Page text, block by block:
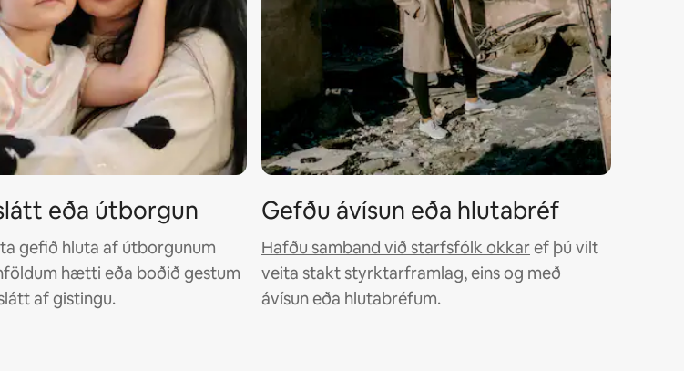
eða útborgun
gefið hluta af útborgunum
hætti eða boðið gestum
af gistingu.
Gefðu ávísun eða hlutabréf
Hafðu samband við starfsfólk okkaref þú vilt
veita stakt styrktarframlag, eins og með
ávísun eða hlutabréfum.